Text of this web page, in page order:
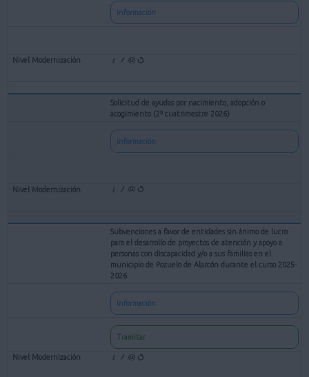
Información
Solicitud de ayudas por nacimiento, adopción o
acogimiento (2º cuatrimestre 2026)
Información
Subvenciones a favor de entidades sin ánimo de lucro
para el desarrollo de proyectos de atención y apoyo a
personas con discapacidad y/o a sus familias en el
municipio de Pozuelo de Alarcón durante el curso 2025-
2026
Información
Tramitar